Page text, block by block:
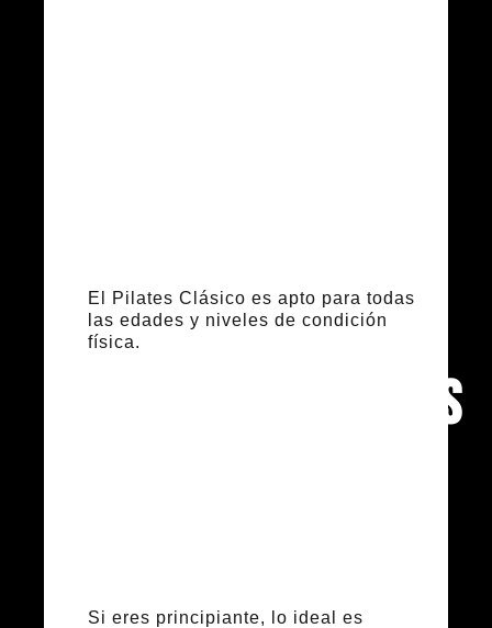
El Pilates Clásico es apto para todas
las edades y niveles de condición
física.
Recomendaciones
Si eres principiante, lo ideal es